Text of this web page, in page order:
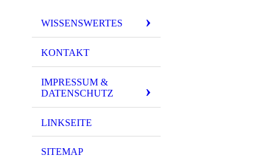
WISSENSWERTES
KONTAKT
IMPRESSUM &
DATENSCHUTZ
LINKSEITE
SITEMAP